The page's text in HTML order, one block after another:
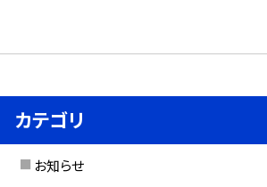
カテゴリ
お知らせ